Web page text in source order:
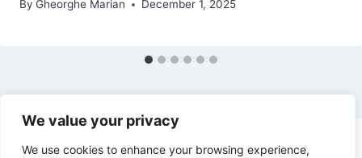
We value your privacy
We use cookies to enhance your browsing experience,
By Gheorghe Marian December 1, 2025